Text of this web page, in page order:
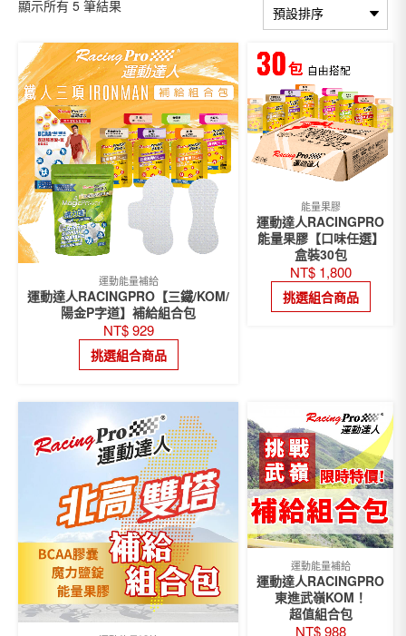
顯示所有 5 筆結果
運動能量補給
運動達人RACINGPRO【三鐵/KOM/
陽金P字道】補給組合包
NT$929
挑選組合商品
能量果膠
運動達人RACINGPRO
能量果膠【口味任選】
盒裝30包
NT$1,800
挑選組合商品
運動能量補給
運動達人RACINGPRO
東進武嶺KOM！
超值組合包
NT$988